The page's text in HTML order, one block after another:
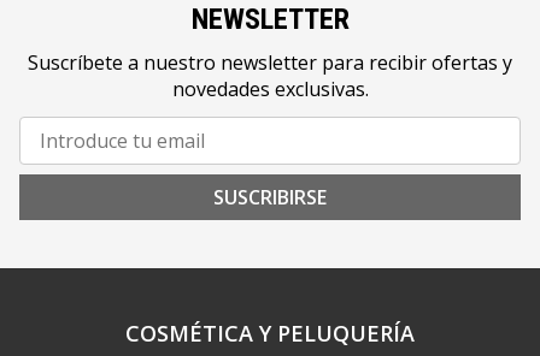
NEWSLETTER
Suscríbete a nuestro newsletter para recibir ofertas y
novedades exclusivas.
SUSCRIBIRSE
COSMÉTICA Y PELUQUERÍA